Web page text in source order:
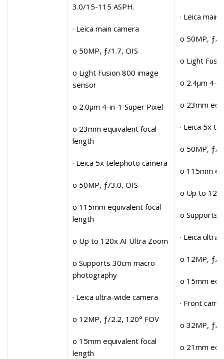
3.0/15-115 ASPH.
· Leica main camera
o 50MP, ƒ/1.7, OIS
o Light Fusion 800 image
sensor
o 2.0μm 4-in-1 Super Pixel
o 23mm equivalent focal
length
· Leica 5x telephoto camera
o 50MP, ƒ/3.0, OIS
o 115mm equivalent focal
length
o Up to 120x AI Ultra Zoom
o Supports 30cm macro
photography
· Leica ultra-wide camera
o 12MP, ƒ/2.2, 120° FOV
o 15mm equivalent focal
length
· Leica main
o 50MP, ƒ/
o Light
o 2.4μm 4-
o 23mm
· Leica 5x
o 50MP, ƒ/
o 115mm
o Up to
o Supports
· Leica
o 12MP, ƒ/
o 15mm
· Front
o 32MP, ƒ/
o 21mm